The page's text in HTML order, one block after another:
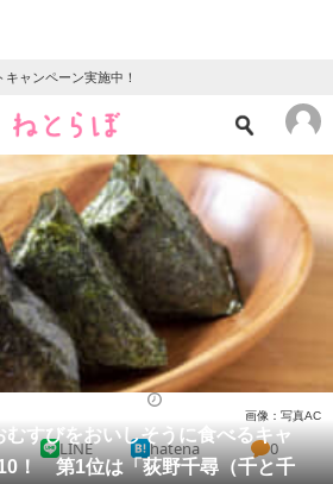
ャンペーン実施中！
ニュース
クイズ
地域
教育・育児
リサーチ
すびをおいしそうに食べるキャ
！ 第1位は「荻野千尋（千と千
画像：写真AC
LINE hatena 0